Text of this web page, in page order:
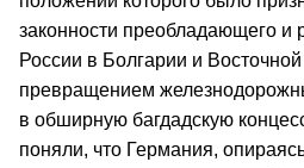
законности преобладающего
России в Бол­гарии и
превращением
в обширную багдадскую
поняли, что Германия,